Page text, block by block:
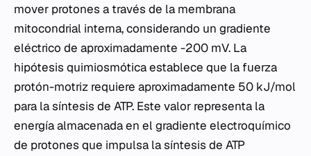
mover protones a través de la membrana
mitocondrial interna, considerando un gradiente
eléctrico de aproximadamente -200 mV. La
hipótesis quimiosmótica establece que la fuerza
protón-motriz requiere aproximadamente 50 kJ/mol
para la síntesis de ATP. Este valor representa la
energía almacenada en el gradiente electroquímico
de protones que impulsa la síntesis de ATP